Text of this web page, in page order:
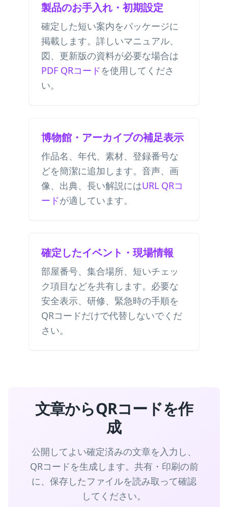
製品のお手入れ・初期設定
確定した短い案内をパッケージに
掲載します。詳しいマニュアル、
図、更新版の資料が必要な場合は
PDF QRコードを使用してくださ
い。
博物館・アーカイブの補足表示
作品名、年代、素材、登録番号な
どを簡潔に追加します。音声、画
像、出典、長い解説にはURL QRコ
ードが適しています。
確定したイベント・現場情報
部屋番号、集合場所、短いチェッ
ク項目などを共有します。必要な
安全表示、研修、緊急時の手順を
QRコードだけで代替しないでくだ
さい。
文章からQRコードを作
成
公開してよい確定済みの文章を入力し、
QRコードを生成します。共有・印刷の前
に、保存したファイルを読み取って確認
してください。